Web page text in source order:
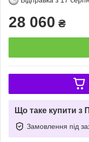
28 060 ₴
Що таке купити з
Замовлення під